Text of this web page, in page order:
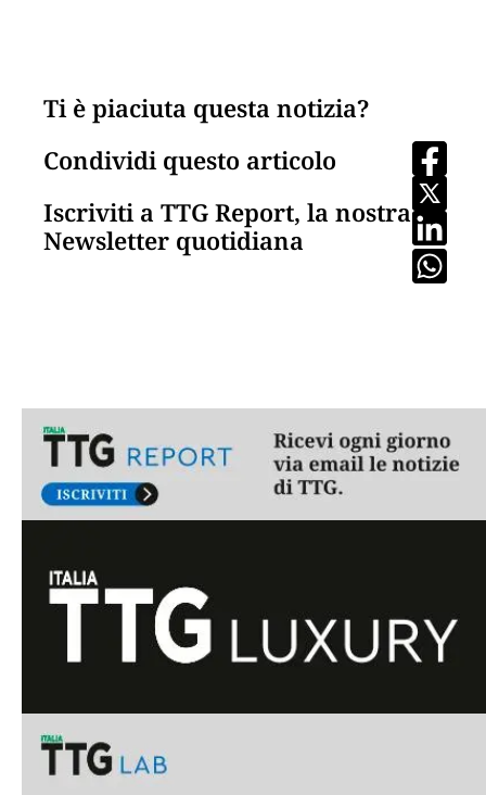
Ti è piaciuta questa notizia?
Condividi questo articolo
Iscriviti a TTG Report, la nostra
Newsletter quotidiana